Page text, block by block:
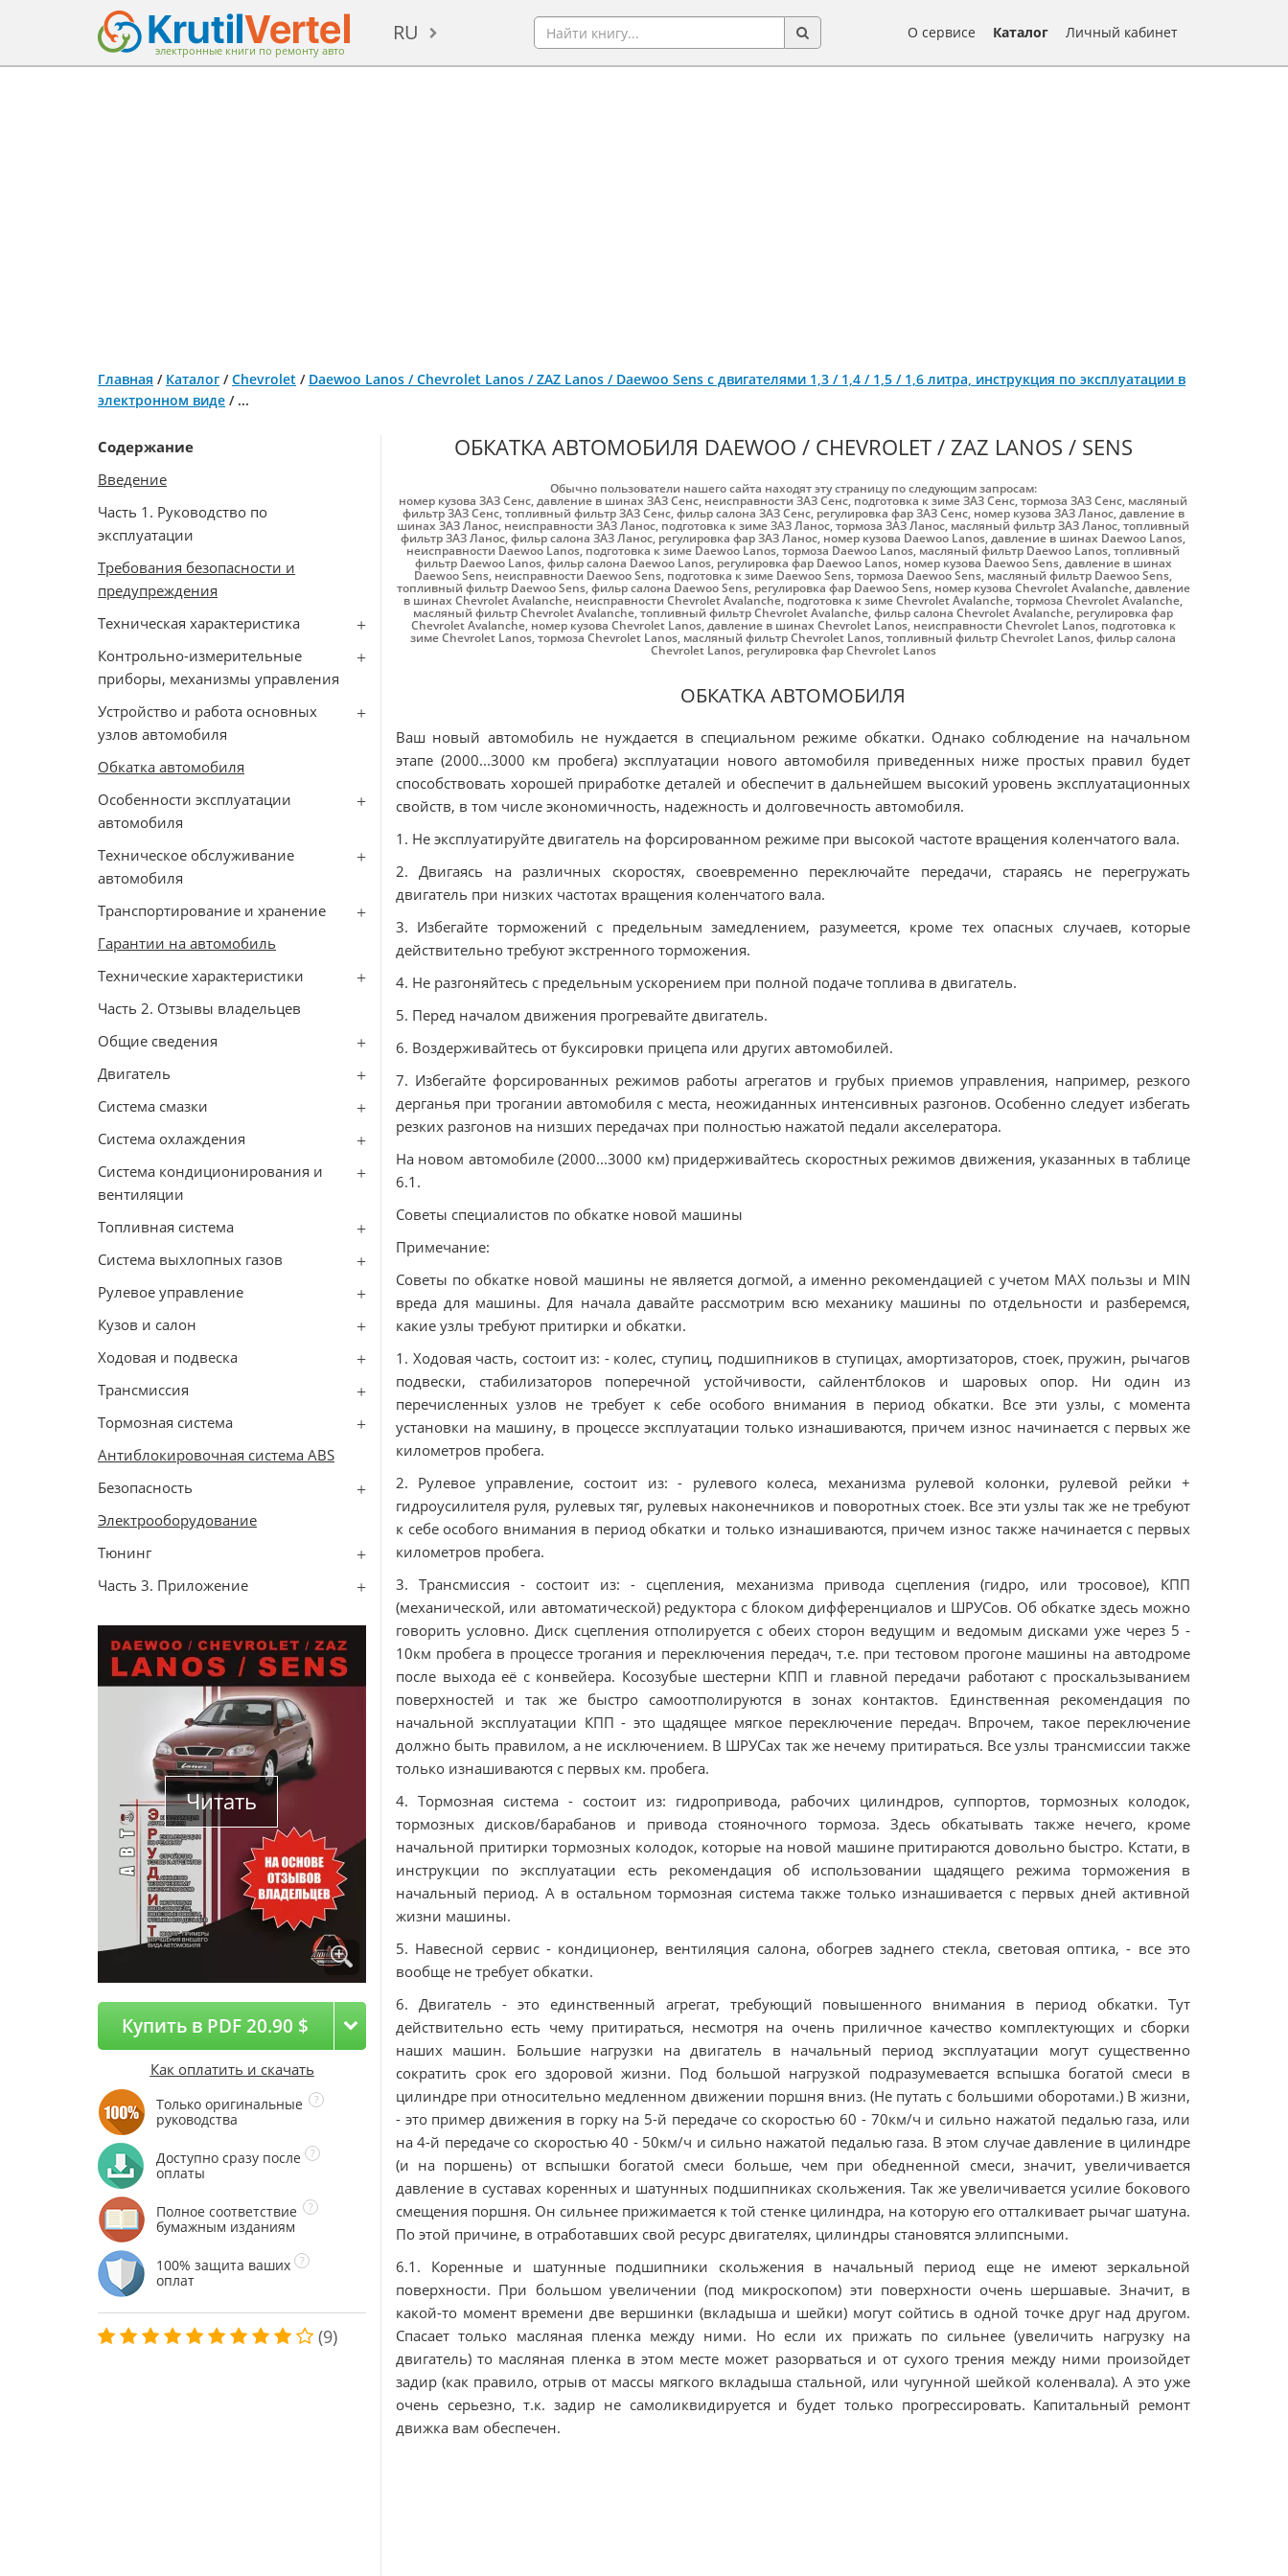
электронные книги по ремонту авто
RU О сервисе Каталог Личный кабинет
Главная / Каталог /Chevrolet / Daewoo Lanos / Chevrolet Lanos / ZAZ Lanos / Daewoo Sens c двигателями 1,3 / 1,4 / 1,5 / 1,6 литра, инструкция по эксплуатации в
электронном виде / ...
Содержание
Введение
Часть 1. Руководство по
эксплуатации
Требования безопасности и
предупреждения
Техническая характеристика
Контрольно-измерительные
приборы, механизмы управления
Устройство и работа основных
узлов автомобиля
Обкатка автомобиля
Особенности эксплуатации
автомобиля
Техническое обслуживание
автомобиля
Транспортирование и хранение
Гарантии на автомобиль
Технические характеристики
Часть 2. Отзывы владельцев
Общие сведения
Двигатель
Система смазки
Система охлаждения
Система кондиционирования и
вентиляции
Топливная система
Сиcтема выхлопных газов
Рулевое управление
Кузов и салон
Ходовая и подвеска
Трансмиссия
Тормозная система
Антиблокировочная система ABS
Безопасность
Электрооборудование
Тюнинг
Часть 3. Приложение
Читать
Купить в PDF 20.90 $
Как оплатить и скачать
Только оригинальные
руководства
Доступно сразу после
оплаты
Полное соответствие
бумажным изданиям
100% защита ваших
оплат
(9)
ОБКАТКА АВТОМОБИЛЯ DAEWOO / CHEVROLET / ZAZ LANOS / SENS
Обычно пользователи нашего сайта находят эту страницу по следующим запросам:
номер кузова ЗАЗ Cенс,давление в шинах ЗАЗ Cенс, неисправности ЗАЗ Cенс, подготовка к зиме ЗАЗ Cенс,тормоза ЗАЗ Cенс, масляный
фильтр ЗАЗ Cенс,топливный фильтр ЗАЗ Cенс,фильр салона ЗАЗ Cенс, регулировка фар ЗАЗ Cенс, номер кузова ЗАЗ Ланос,давление в
шинах ЗАЗ Ланос, неисправности ЗАЗ Ланос, подготовка к зиме ЗАЗ Ланос,тормоза ЗАЗ Ланос, масляный фильтр ЗАЗ Ланос,топливный
фильтр ЗАЗ Ланос,фильр салона ЗАЗ Ланос, регулировка фар ЗАЗ Ланос, номер кузова Daewoo Lanos,давление в шинах Daewoo Lanos,
неисправности Daewoo Lanos, подготовка к зиме Daewoo Lanos,тормоза Daewoo Lanos, масляный фильтр Daewoo Lanos,топливный
фильтр Daewoo Lanos,фильр салона Daewoo Lanos, регулировка фар Daewoo Lanos, номер кузова Daewoo Sens,давление в шинах
Daewoo Sens, неисправности Daewoo Sens, подготовка к зиме Daewoo Sens,тормоза Daewoo Sens, масляный фильтр Daewoo Sens,
топливный фильтр Daewoo Sens,фильр салона Daewoo Sens, регулировка фар Daewoo Sens, номер кузова Chevrolet Avalanche,давление
в шинах Chevrolet Avalanche, неисправности Chevrolet Avalanche, подготовка к зиме Chevrolet Avalanche,тормоза Chevrolet Avalanche,
масляный фильтр Chevrolet Avalanche,топливный фильтр Chevrolet Avalanche,фильр салона Chevrolet Avalanche, регулировка фар
Chevrolet Avalanche, номер кузова Chevrolet Lanos,давление в шинах Chevrolet Lanos, неисправности Chevrolet Lanos, подготовка к
зиме Chevrolet Lanos,тормоза Chevrolet Lanos, масляный фильтр Chevrolet Lanos,топливный фильтр Chevrolet Lanos,фильр салона
Chevrolet Lanos, регулировка фар Chevrolet Lanos
ОБКАТКА АВТОМОБИЛЯ
Ваш новый автомобиль не нуждается в специальном режиме обкатки. Однако соблюдение на начальном
этапе (2000...3000 км пробега) эксплуатации нового автомобиля приведенных ниже простых правил будет
способствовать хорошей приработке деталей и обеспечит в дальнейшем высокий уровень эксплуатационных
свойств, в том числе экономичность, надежность и долговечность автомобиля.
1. Не эксплуатируйте двигатель на форсированном режиме при высокой частоте вращения коленчатого вала.
2. Двигаясь на различных скоростях, своевременно переключайте передачи, стараясь не перегружать
двигатель при низких частотах вращения коленчатого вала.
3. Избегайте торможений с предельным замедлением, разумеется, кроме тех опасных случаев, которые
действительно требуют экстренного торможения.
4. Не разгоняйтесь с предельным ускорением при полной подаче топлива в двигатель.
5. Перед началом движения прогревайте двигатель.
6. Воздерживайтесь от буксировки прицепа или других автомобилей.
7. Избегайте форсированных режимов работы агрегатов и грубых приемов управления, например, резкого
дерганья при трогании автомобиля с места, неожиданных интенсивных разгонов. Особенно следует избегать
резких разгонов на низших передачах при полностью нажатой педали акселератора.
На новом автомобиле (2000...3000 км) придерживайтесь скоростных режимов движения, указанных в таблице
6.1.
Советы специалистов по обкатке новой машины
Примечание:
Советы по обкатке новой машины не является догмой, а именно рекомендацией с учетом МАХ пользы и MIN
вреда для машины. Для начала давайте рассмотрим всю механику машины по отдельности и разберемся,
какие узлы требуют притирки и обкатки.
1. Ходовая часть, состоит из: - колес, ступиц, подшипников в ступицах, амортизаторов, стоек, пружин, рычагов
подвески, стабилизаторов поперечной устойчивости, сайлентблоков и шаровых опор. Ни один из
перечисленных узлов не требует к себе особого внимания в период обкатки. Все эти узлы, с момента
установки на машину, в процессе эксплуатации только изнашиваются, причем износ начинается с первых же
километров пробега.
2. Рулевое управление, состоит из: - рулевого колеса, механизма рулевой колонки, рулевой рейки +
гидроусилителя руля, рулевых тяг, рулевых наконечников и поворотных стоек. Все эти узлы так же не требуют
к себе особого внимания в период обкатки и только изнашиваются, причем износ также начинается с первых
километров пробега.
3. Трансмиссия - состоит из: - сцепления, механизма привода сцепления (гидро, или тросовое), КПП
(механической, или автоматической) редуктора с блоком дифференциалов и ШРУСов. Об обкатке здесь можно
говорить условно. Диск сцепления отполируется с обеих сторон ведущим и ведомым дисками уже через 5 -
10км пробега в процессе трогания и переключения передач, т.е. при тестовом прогоне машины на автодроме
после выхода её с конвейера. Косозубые шестерни КПП и главной передачи работают с проскальзыванием
поверхностей и так же быстро самоотполируются в зонах контактов. Единственная рекомендация по
начальной эксплуатации КПП - это щадящее мягкое переключение передач. Впрочем, такое переключение
должно быть правилом, а не исключением. В ШРУСах так же нечему притираться. Все узлы трансмиссии также
только изнашиваются с первых км. пробега.
4. Тормозная система - состоит из: гидропривода, рабочих цилиндров, суппортов, тормозных колодок,
тормозных дисков/барабанов и привода стояночного тормоза. Здесь обкатывать также нечего, кроме
начальной притирки тормозных колодок, которые на новой машине притираются довольно быстро. Кстати, в
инструкции по эксплуатации есть рекомендация об использовании щадящего режима торможения в
начальный период. А в остальном тормозная система также только изнашивается с первых дней активной
жизни машины.
5. Навесной сервис - кондиционер, вентиляция салона, обогрев заднего стекла, световая оптика, - все это
вообще не требует обкатки.
6. Двигатель - это единственный агрегат, требующий повышенного внимания в период обкатки. Тут
действительно есть чему притираться, несмотря на очень приличное качество комплектующих и сборки
наших машин. Большие нагрузки на двигатель в начальный период эксплуатации могут существенно
сократить срок его здоровой жизни. Под большой нагрузкой подразумевается вспышка богатой смеси в
цилиндре при относительно медленном движении поршня вниз. (Не путать с большими оборотами.) В жизни,
- это пример движения в горку на 5-й передаче со скоростью 60 - 70км/ч и сильно нажатой педалью газа, или
на 4-й передаче со скоростью 40 - 50км/ч и сильно нажатой педалью газа. В этом случае давление в цилиндре
(и на поршень) от вспышки богатой смеси больше, чем при обедненной смеси, значит, увеличивается
давление в суставах коренных и шатунных подшипниках скольжения. Так же увеличивается усилие бокового
смещения поршня. Он сильнее прижимается к той стенке цилиндра, на которую его отталкивает рычаг шатуна.
По этой причине, в отработавших свой ресурс двигателях, цилиндры становятся эллипсными.
6.1. Коренные и шатунные подшипники скольжения в начальный период еще не имеют зеркальной
поверхности. При большом увеличении (под микроскопом) эти поверхности очень шершавые. Значит, в
какой-то момент времени две вершинки (вкладыша и шейки) могут сойтись в одной точке друг над другом.
Спасает только масляная пленка между ними. Но если их прижать по сильнее (увеличить нагрузку на
двигатель) то масляная пленка в этом месте может разорваться и от сухого трения между ними произойдет
задир (как правило, отрыв от массы мягкого вкладыша стальной, или чугунной шейкой коленвала). А это уже
очень серьезно, т.к. задир не самоликвидируется и будет только прогрессировать. Капитальный ремонт
движка вам обеспечен.